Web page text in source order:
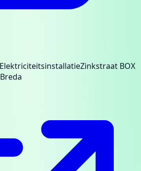
ElektriciteitsinstallatieZinkstraat BOX